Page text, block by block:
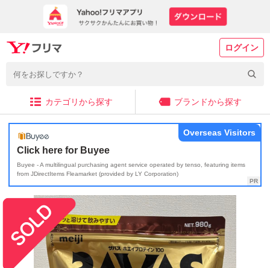
ログイン
カテゴリから探す ブランドから探す
Click here for Buyee
Buyee - A multilingual purchasing agent service operated by tenso, featuring items
from JDirectItems Fleamarket (provided by LY Corporation)
Overseas Visitors